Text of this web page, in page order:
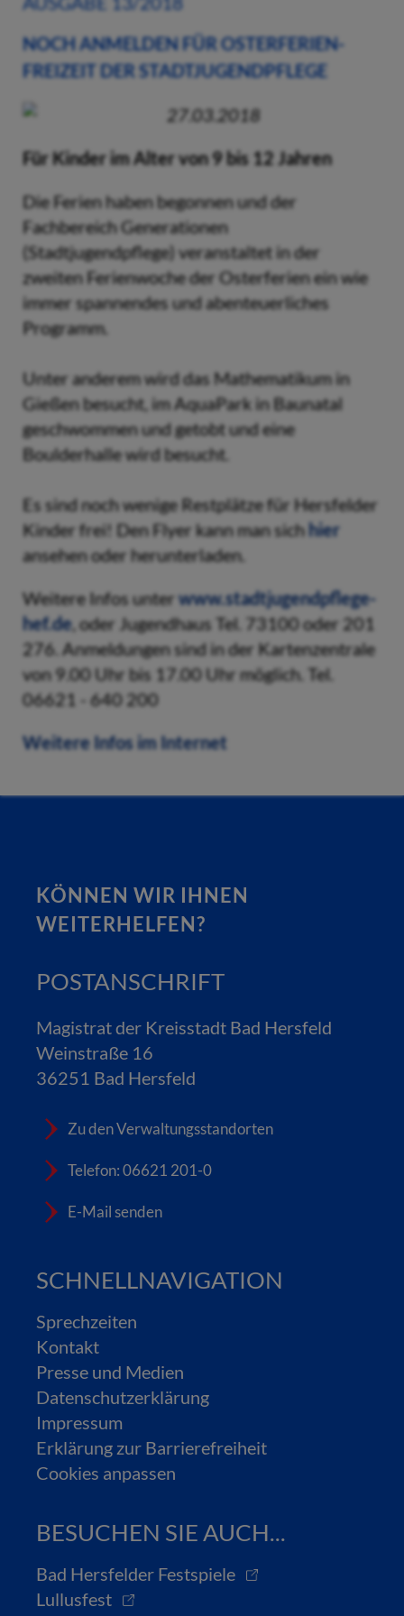
NOCH ANMELDEN FÜR OSTERFERIEN-
FREIZEIT DER STADTJUGENDPFLEGE
27.03.2018
Für Kinder im Alter von 9 bis 12 Jahren
Die Ferien haben begonnen und der
Fachbereich Generationen
(Stadtjugendpflege) veranstaltet in der
zweiten Ferienwoche der Osterferien ein wie
immer spannendes und abenteuerliches
Programm.
Unter anderem wird das Mathematikum in
Gießen besucht, im AquaPark in Baunatal
geschwommen und getobt und eine
Boulderhalle wird besucht.
Es sind noch wenige Restplätze für Hersfelder
Kinder frei! Den Flyer kann man sichhier
ansehen oder herunterladen.
Weitere Infos unterwww.stadtjugendpflege-
hef.de, oder Jugendhaus Tel. 73100 oder 201
276. Anmeldungen sind in der Kartenzentrale
von 9.00 Uhr bis 17.00 Uhr möglich. Tel.
06621 - 640 200
Weitere Infos im Internet
KÖNNEN WIR IHNEN
WEITERHELFEN?
POSTANSCHRIFT
Magistrat der Kreisstadt Bad Hersfeld
Weinstraße 16
36251 Bad Hersfeld
Zu den Verwaltungsstandorten
Telefon: 06621 201-0
E-Mail senden
SCHNELLNAVIGATION
Sprechzeiten
Kontakt
Presse und Medien
Datenschutzerklärung
Impressum
Erklärung zur Barrierefreiheit
Cookies anpassen
BESUCHEN SIE AUCH...
Bad Hersfelder Festspiele
Lullusfest